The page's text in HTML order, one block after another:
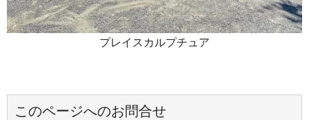
プレイスカルプチュア
このページへのお問合せ